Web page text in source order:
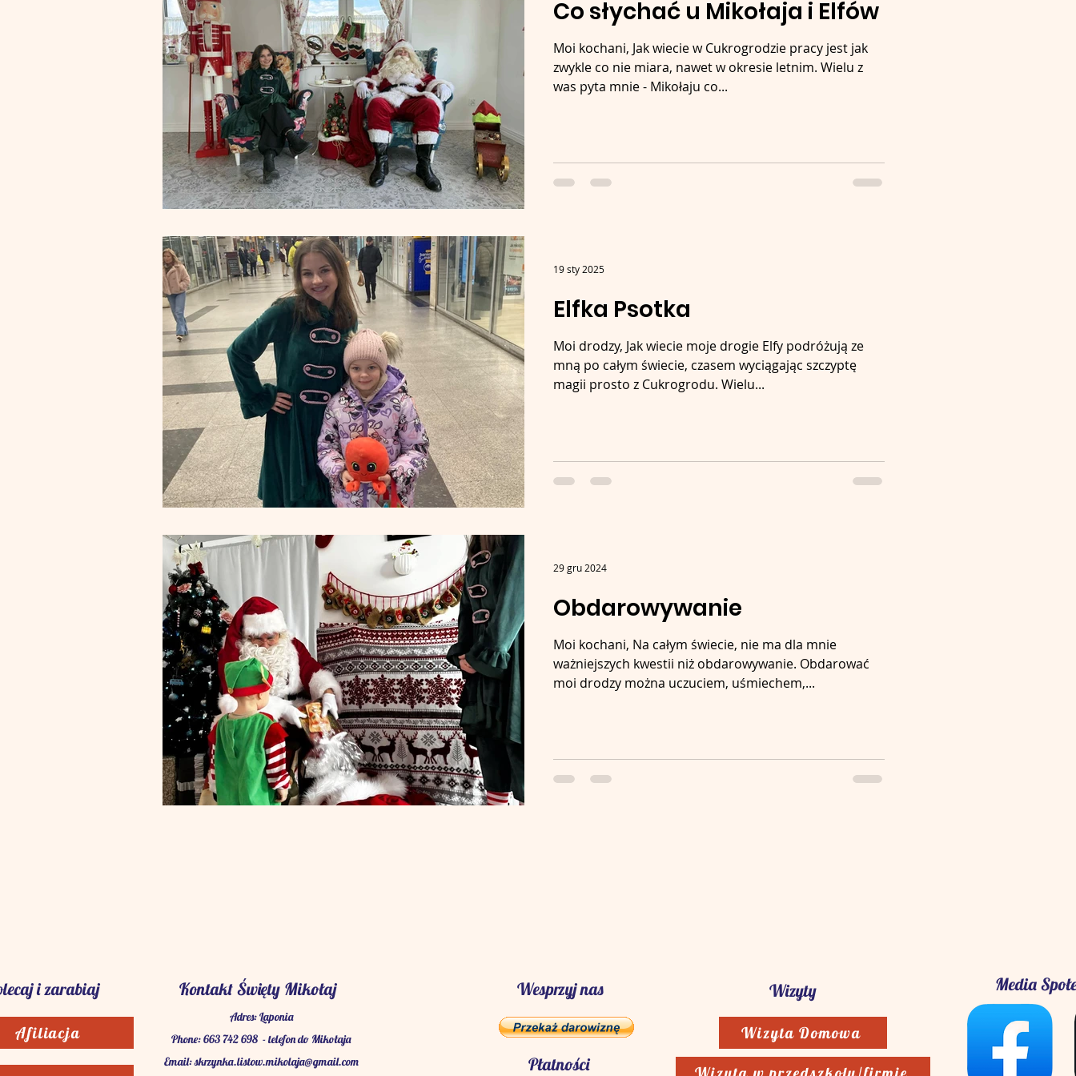
Co słychać u Mikołaja i Elfów
Moi kochani, Jak wiecie w Cukrogrodzie pracy jest jak
zwykle co nie miara, nawet w okresie letnim. Wielu z
was pyta mnie - Mikołaju co...
Elfka Psotka
Moi drodzy, Jak wiecie moje drogie Elfy podróżują ze
mną po całym świecie, czasem wyciągając szczyptę
magii prosto z Cukrogrodu. Wielu...
19 sty 2025
Obdarowywanie
Moi kochani, Na całym świecie, nie ma dla mnie
ważniejszych kwestii niż obdarowywanie. Obdarować
moi drodzy można uczuciem, uśmiechem,...
29 gru 2024
i zarabiaj
Afiliacja
Kontakt Święty Mikołaj
Adres: Laponia
Phone: 663 742 698 - telefon do Mikołaja
Email:skrzynka.listow.mikolaja@gmail.com
Wesprzyj nas
Płatności
Wizyty
Wizyta Domowa
Media